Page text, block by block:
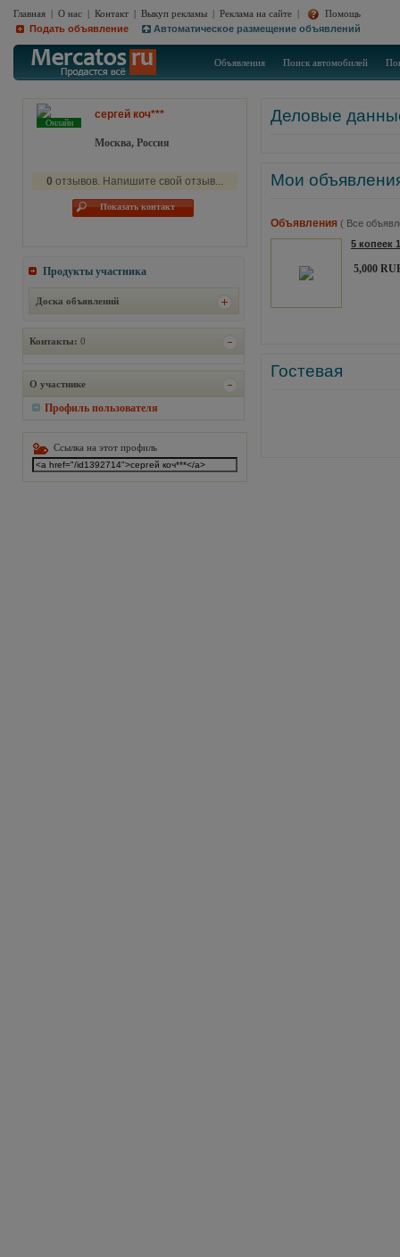
Главная | О нас | Контакт | Выкуп рекламы | Реклама на сайте |
Помощь
Подать объявление
Автоматическое размещение объявлений
Объявления Поиск автомобилей
Онлайн
сергей коч***
Москва, Россия
0 отзывов. Напишите свой отзыв...
Показать контакт
Продукты участника
Доска объявлений
Контакты: 0
О участнике
Профиль пользователя
Ссылка на этот профиль
Деловые
Мои
Объявления ( Все
5 копеек
5,000
Гостевая